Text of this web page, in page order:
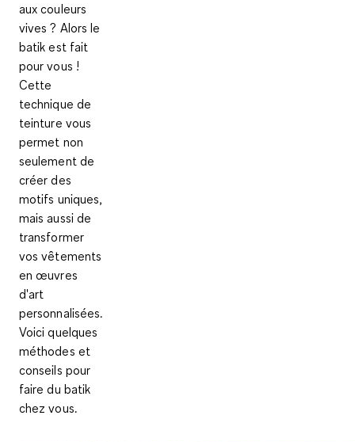
aux couleurs
vives ? Alors le
batik est fait
pour vous !
Cette
technique de
teinture vous
permet non
seulement de
créer des
motifs uniques,
mais aussi de
transformer
vos vêtements
en œuvres
d'art
personnalisées.
Voici quelques
méthodes et
conseils pour
faire du batik
chez vous.